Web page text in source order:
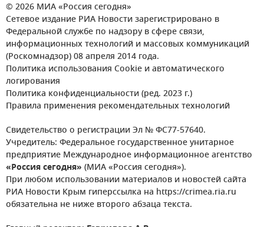
© 2026 МИА «Россия сегодня»
Сетевое издание РИА Новости зарегистрировано в
Федеральной службе по надзору в сфере связи,
информационных технологий и массовых коммуникаций
(Роскомнадзор) 08 апреля 2014 года.
Политика использования Cookie и автоматического
логирования
Политика конфиденциальности (ред. 2023 г.)
Правила применения рекомендательных технологий
Свидетельство о регистрации Эл № ФС77-57640.
Учредитель: Федеральное государственное унитарное
предприятие Международное информационное агентство
«Россия сегодня» (МИА «Россия сегодня»).
При любом использовании материалов и новостей сайта
РИА Новости Крым гиперссылка на https://crimea.ria.ru
обязательна не ниже второго абзаца текста.